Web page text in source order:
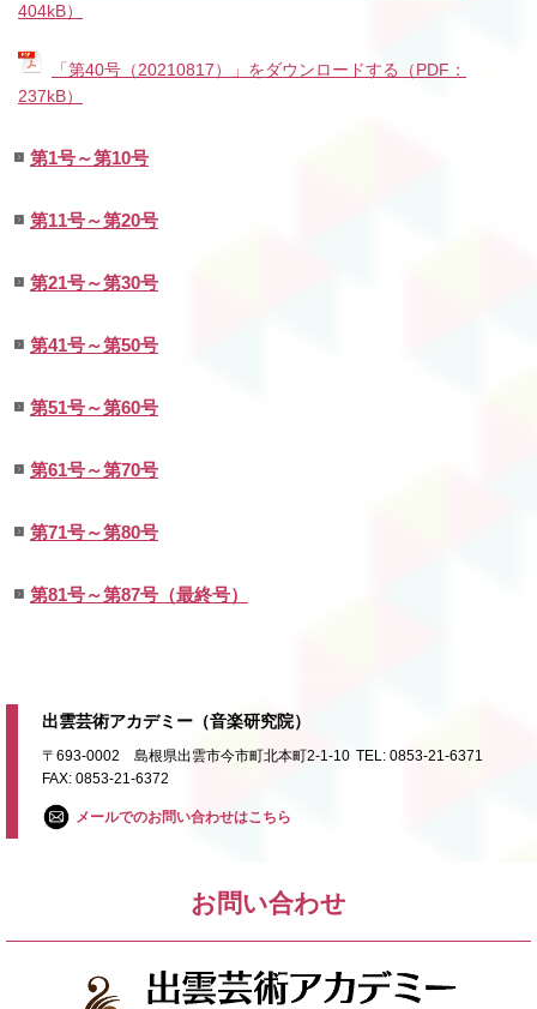
404kB）
「第40号（20210817）」をダウンロードする（PDF：
237kB）
第1号～第10号
第11号～第20号
第21号～第30号
第41号～第50号
第51号～第60号
第61号～第70号
第71号～第80号
第81号～第87号（最終号）
出雲芸術アカデミー（音楽研究院）
〒693-0002 島根県出雲市今市町北本町2-1-10 TEL: 0853-21-6371
FAX: 0853-21-6372
メールでのお問い合わせはこちら
お問い合わせ